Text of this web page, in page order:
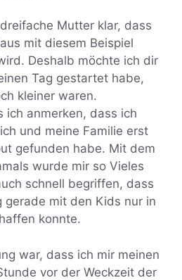
Mutter klar, dass
mit diesem Beispiel
Deshalb möchte ich dir
Tag gestartet habe,
kleiner waren.
ich anmerken, dass ich
und meine Familie erst
gefunden habe. Mit dem
wurde mir so Vieles
schnell begriffen, dass
gerade mit den Kids nur in
konnte.
war, dass ich mir meinen
vor der Weckzeit der